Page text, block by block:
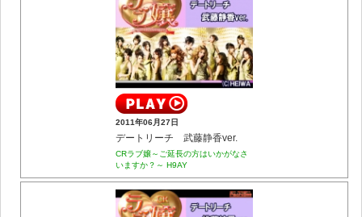
2011年06月27日
デートリーチ 武藤静香ver.
CRラブ嬢～ご延長の方はいかがなさ
いますか？～ H9AY